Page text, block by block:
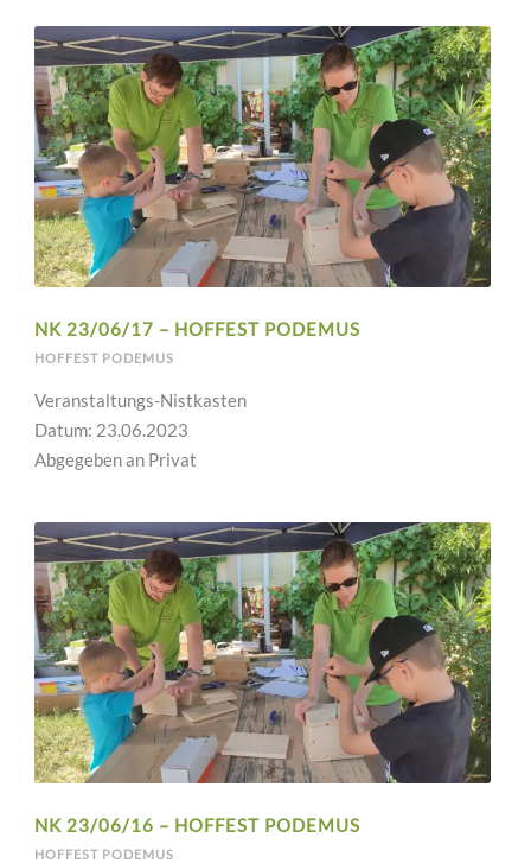
NK 23/06/17 – HOFFEST PODEMUS
HOFFEST PODEMUS
Veranstaltungs-Nistkasten
Datum: 23.06.2023
Abgegeben an Privat
NK 23/06/16 – HOFFEST PODEMUS
HOFFEST PODEMUS